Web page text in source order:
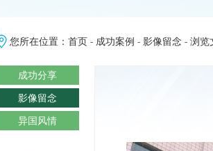
您所在位置： 首页 - 成功案例 - 影像留念 - 浏览
成功分享
影像留念
异国风情